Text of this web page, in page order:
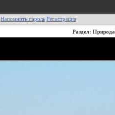
Напомнить пароль Регистрация
Раздел: Природа